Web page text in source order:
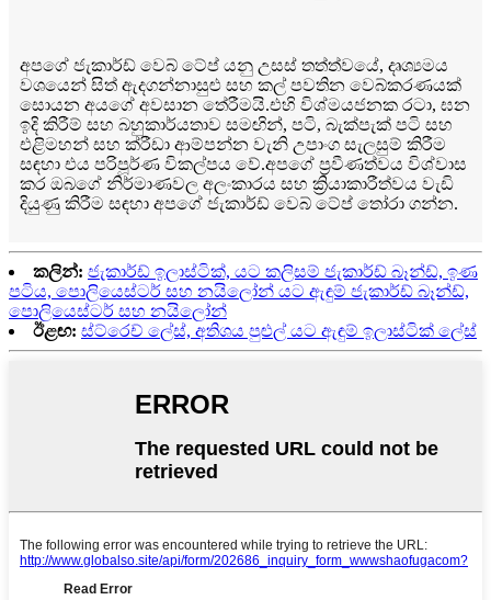
අපගේ ජැකාර්ඩ් වෙබ් ටේප් යනු උසස් තත්ත්වයේ, දෘශ්‍යමය
වශයෙන් සිත් ඇදගන්නාසුළු සහ කල් පවතින වෙබ්කරණයක්
සොයන අයගේ අවසාන තේරීමයි.එහි විශ්මයජනක රටා, ඝන
ඉදි කිරීම් සහ බහුකාර්යතාව සමඟින්, පටි, බැක්පැක් පටි සහ
එළිමහන් සහ ක්රීඩා ආම්පන්න වැනි උපාංග සැලසුම් කිරීම
සඳහා එය පරිපූර්ණ විකල්පය වේ.අපගේ ප්‍රවීණත්වය විශ්වාස
කර ඔබගේ නිර්මාණවල අලංකාරය සහ ක්‍රියාකාරීත්වය වැඩි
දියුණු කිරීම සඳහා අපගේ ජැකාර්ඩ් වෙබ් ටේප් තෝරා ගන්න.
කලින්: ජැකාර්ඩ් ඉලාස්ටික්, යට කලිසම් ජැකාර්ඩ් බෑන්ඩ්, ඉණ
පටිය, පොලියෙස්ටර් සහ නයිලෝන් යට ඇඳුම් ජැකාර්ඩ් බෑන්ඩ්,
පොලියෙස්ටර් සහ නයිලෝන්
ඊළඟ: ස්ට්රෙච් ලේස්, අතිශය පුළුල් යට ඇඳුම් ඉලාස්ටික් ලේස්